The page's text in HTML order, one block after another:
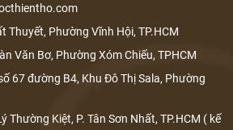
Thuyết, Phường Vĩnh Hội, TP.HCM
Văn Bơ, Phường Xóm Chiếu, TPHCM
67 đường B4, Khu Đô Thị Sala, Phường
Thường Kiệt, P. Tân Sơn Nhất, TP.HCM ( kế